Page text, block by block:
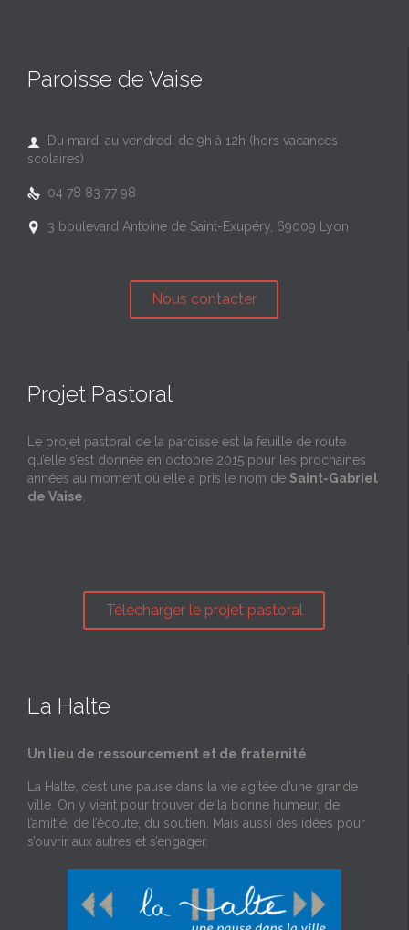
Paroisse de Vaise

Du mardi au vendredi de 9h à 12h (hors vacances
scolaires)
 04 78 83 77 98
 3 boulevard Antoine de Saint-Exupéry, 69009 Lyon
Nous contacter
Projet Pastoral
Le projet pastoral de la paroisse est la feuille de route
qu’elle s’est donnée en octobre 2015 pour les prochaines
années au moment où elle a pris le nom de Saint-Gabriel
de Vaise.
Télécharger le projet pastoral
La Halte
Un lieu de ressourcement et de fraternité
La Halte, c’est une pause dans la vie agitée d’une grande
ville. On y vient pour trouver de la bonne humeur, de
l’amitié, de l’écoute, du soutien. Mais aussi des idées pour
s’ouvrir aux autres et s’engager.